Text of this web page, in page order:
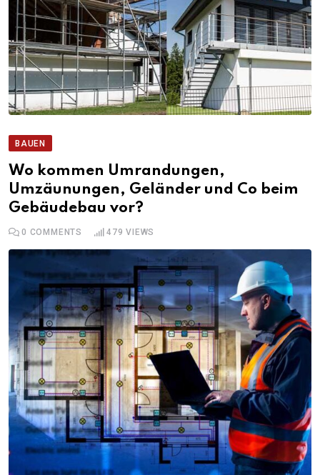
BAUEN
Wo kommen Umrandungen,
Umzäunungen, Geländer und Co beim
Gebäudebau vor?
0 COMMENTS 479 VIEWS